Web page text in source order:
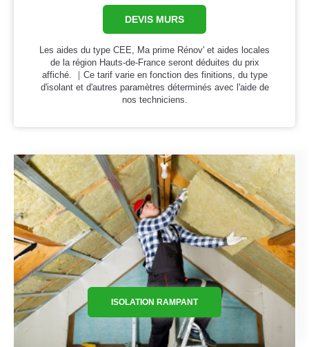
DEVIS MURS
Les aides du type CEE, Ma prime Rénov' et aides locales
de la région Hauts-de-France seront déduites du prix
affiché. ｜Ce tarif varie en fonction des finitions, du type
d'isolant et d'autres paramètres déterminés avec l'aide de
nos techniciens.
ISOLATION RAMPANT